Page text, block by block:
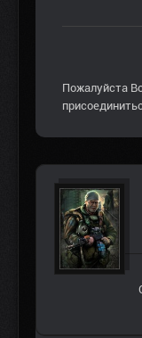
Пожалуйста